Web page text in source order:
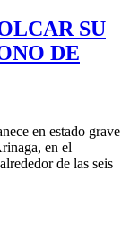
SU
DE
en estado grave
en el
de las seis